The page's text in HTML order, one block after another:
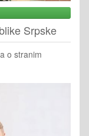
Srpske
o stranim